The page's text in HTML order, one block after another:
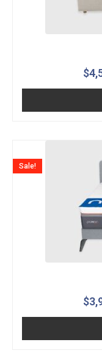
$
Sale!
$